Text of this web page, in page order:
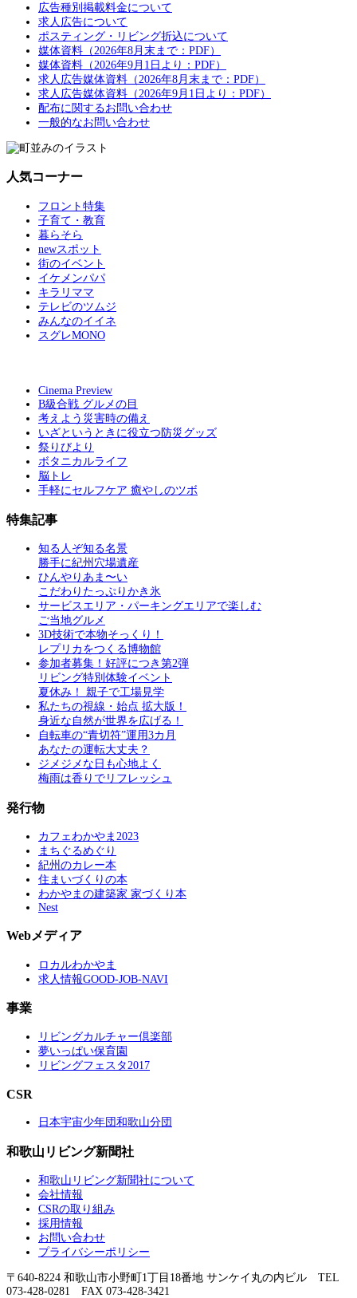
広告種別掲載料金について
求人広告について
ポスティング・リビング折込について
媒体資料（2026年8月末まで：PDF）
媒体資料（2026年9月1日より：PDF）
求人広告媒体資料（2026年8月末まで：PDF）
求人広告媒体資料（2026年9月1日より：PDF）
配布に関するお問い合わせ
一般的なお問い合わせ
人気コーナー
フロント特集
子育て・教育
暮らそら
newスポット
街のイベント
イケメンパパ
キラリママ
テレビのツムジ
みんなのイイネ
スグレMONO
Cinema Preview
B級合戦 グルメの目
考えよう災害時の備え
いざというときに役立つ防災グッズ
祭りびより
ボタニカルライフ
脳トレ
手軽にセルフケア 癒やしのツボ
特集記事
知る人ぞ知る名景
勝手に紀州穴場遺産
ひんやりあま〜い
こだわりたっぷりかき氷
サービスエリア・パーキングエリアで楽しむ
ご当地グルメ
3D技術で本物そっくり！
レプリカをつくる博物館
参加者募集！好評につき第2弾
リビング特別体験イベント
夏休み！ 親子で工場見学
私たちの視線・始点 拡大版！
身近な自然が世界を広げる！
自転車の“青切符”運用3カ月
あなたの運転大丈夫？
ジメジメな日も心地よく
梅雨は香りでリフレッシュ
発行物
カフェわかやま2023
まちぐるめぐり
紀州のカレー本
住まいづくりの本
わかやまの建築家 家づくり本
Nest
Webメディア
ロカルわかやま
求人情報GOOD-JOB-NAVI
事業
リビングカルチャー倶楽部
夢いっぱい保育園
リビングフェスタ2017
CSR
日本宇宙少年団和歌山分団
和歌山リビング新聞社
和歌山リビング新聞社について
会社情報
CSRの取り組み
採用情報
お問い合わせ
プライバシーポリシー
〒640-8224 和歌山市小野町1丁目18番地 サンケイ丸の内ビル TEL
073-428-0281 FAX 073-428-3421